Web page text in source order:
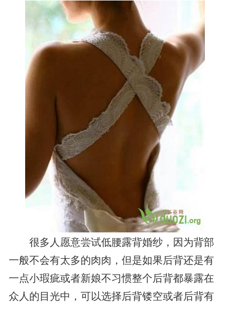
很多人愿意尝试低腰露背婚纱，因为背部
一般不会有太多的肉肉，但是如果后背还是有
一点小瑕疵或者新娘不习惯整个后背都暴露在
众人的目光中，可以选择后背镂空或者后背有